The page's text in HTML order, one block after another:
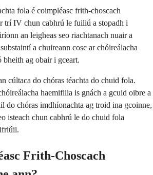
fola é coimpléasc frith-choscach
trí IV chun cabhrú le fuiliú a stopadh i
an leigheas seo riachtanach nuair a
a chuireann cosc ar chóireálacha
bheith ag obair i gceart.
cúltaca do chóras téachta do chuid fola.
haemifilia is gnách a gcuid oibre a
do chóras imdhíonachta ag troid ina gcoinne,
isteach chun cabhrú le do chuid fola
Frith-Choscach